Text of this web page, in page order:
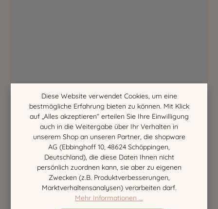
Diese Website verwendet Cookies, um eine
bestmögliche Erfahrung bieten zu können. Mit Klick
auf „Alles akzeptieren“ erteilen Sie Ihre Einwilligung
auch in die Weitergabe über Ihr Verhalten in
unserem Shop an unseren Partner, die shopware
AG (Ebbinghoff 10, 48624 Schöppingen,
Deutschland), die diese Daten Ihnen nicht
persönlich zuordnen kann, sie aber zu eigenen
Zwecken (z.B. Produktverbesserungen,
Marktverhaltensanalysen) verarbeiten darf.
Mehr Informationen ...